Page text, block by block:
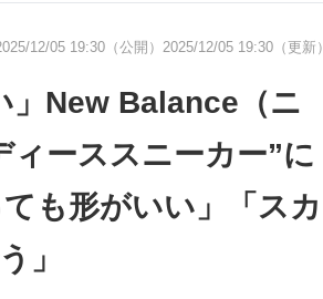
経営
製造
エネ
12/05 19:30（公開） 2025/12/05 19:30（更新）
」New Balance（ニ
ィーススニーカー”に
も形がいい」「スカ
」